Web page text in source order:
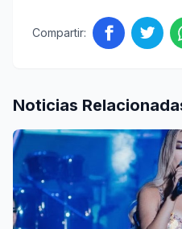
Compartir:
Noticias